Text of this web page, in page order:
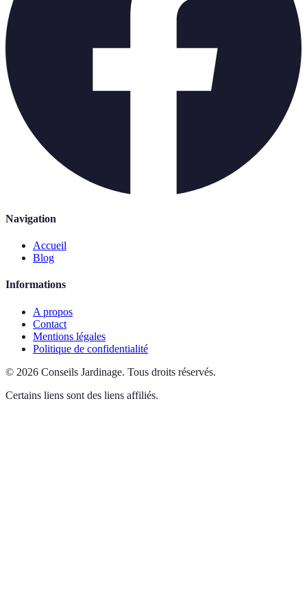
Navigation
Accueil
Blog
Informations
A propos
Contact
Mentions légales
Politique de confidentialité
© 2026 Conseils Jardinage. Tous droits réservés.
Certains liens sont des liens affiliés.